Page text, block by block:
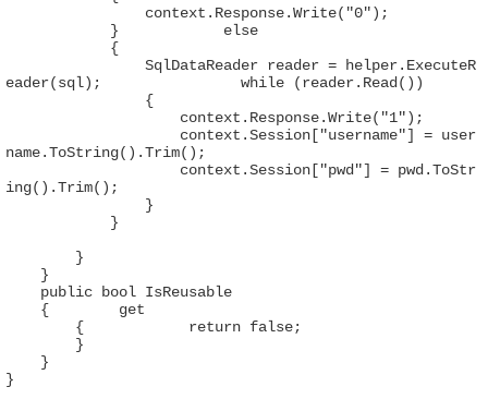
context.Response.Write("0");
}            else
{
SqlDataReader reader = helper.ExecuteR
eader(sql);                while (reader.Read())
{
context.Response.Write("1");
context.Session["username"] = user
name.ToString().Trim();
context.Session["pwd"] = pwd.ToStr
ing().Trim();
}
}
}
}
public bool IsReusable
{        get
{            return false;
}
}
}